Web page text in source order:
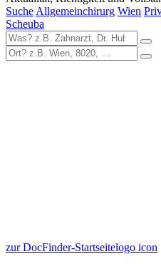
Suche Allgemeinchirurg Wien
Scheuba
zur DocFinder-Startseitelogo icon